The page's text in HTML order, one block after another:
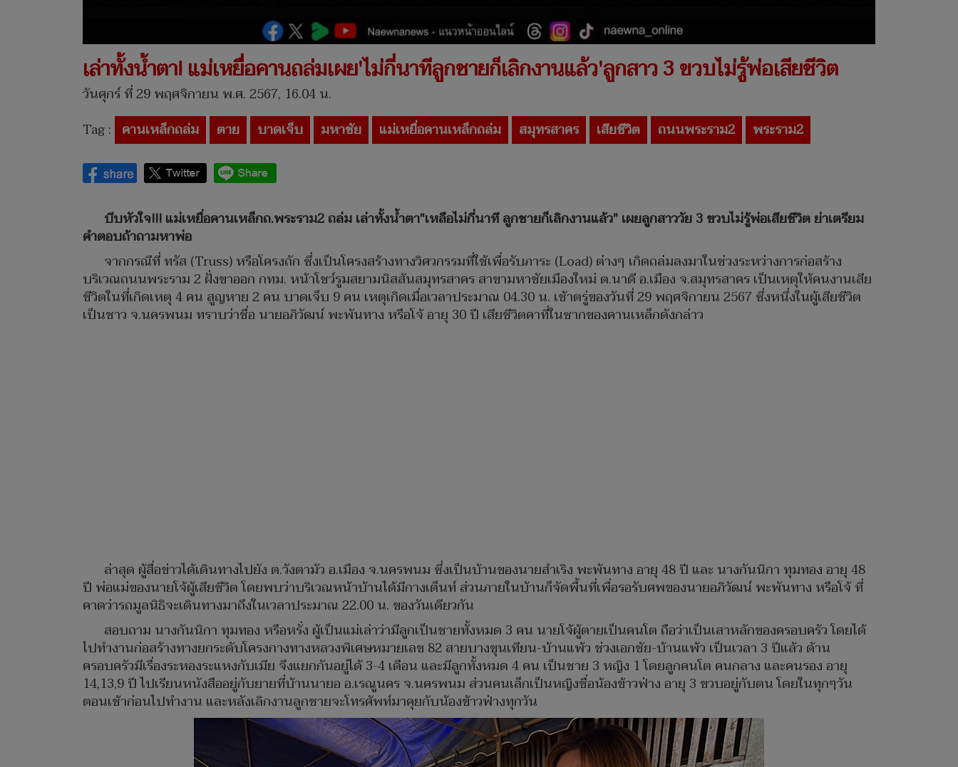
เล่าทั้งน้ำตา! แม่เหยื่อคานถล่มเผย'ไม่กี่นาทีลูกชายก็เลิกงานแล้ว'ลูกสาว 3 ขวบไม่รู้พ่อเสียชีวิต
วันศุกร์ ที่ 29 พฤศจิกายน พ.ศ. 2567, 16.04 น.
Tag : คานเหล็กถล่ม ตาย บาดเจ็บ มหาชัย แม่เหยื่อคานเหล็กถล่ม สมุทรสาคร เสียชีวิต ถนนพระราม2 พระราม2
บีบหัวใจ!!! แม่เหยื่อคานเหล็กถ.พระราม2 ถล่ม เล่าทั้งน้ำตา"เหลือไม่กี่นาที ลูกชายก็เลิกงานแล้ว" เผยลูกสาววัย 3 ขวบไม่รู้พ่อเสียชีวิต ย่าเตรียม
คำตอบถ้าถามหาพ่อ
จากกรณีที่ ทรัส (Truss) หรือโครงถัก ซึ่งเป็นโครงสร้างทางวิศวกรรมที่ใช้เพื่อรับภาระ (Load) ต่างๆ เกิดถล่มลงมาในช่วงระหว่างการก่อสร้าง
บริเวณถนนพระราม 2 ฝั่งขาออก กทม. หน้าโชว์รูมสยามนิสสันสมุทรสาคร สาขามหาชัยเมืองใหม่ ต.นาดี อ.เมือง จ.สมุทรสาคร เป็นเหตุให้คนงานเสีย
ชีวิตในที่เกิดเหตุ 4 คน สูญหาย 2 คน บาดเจ็บ 9 คน เหตุเกิดเมื่อเวลาประมาณ 04.30 น. เช้าตรู่ของวันที่ 29 พฤศจิกายน 2567 ซึ่งหนึ่งในผู้เสียชีวิต
เป็นชาว จ.นครพนม ทราบว่าชื่อ นายอภิวัฒน์ พะพันทาง หรือโจ้ อายุ 30 ปี เสียชีวิตคาที่ในซากของคานเหล็กดังกล่าว
ล่าสุด ผู้สื่อข่าวได้เดินทางไปยัง ต.วังตามัว อ.เมือง จ.นครพนม ซึ่งเป็นบ้านของนายสำเริง พะพันทาง อายุ 48 ปี และ นางกันนิกา ทุมทอง อายุ 48
ปี พ่อแม่ของนายโจ้ผู้เสียชีวิต โดยพบว่าบริเวณหน้าบ้านได้มีกางเต็นท์ ส่วนภายในบ้านก็จัดพื้นที่เพื่อรอรับศพของนายอภิวัฒน์ พะพันทาง หรือโจ้ ที่
คาดว่ารถมูลนิธิจะเดินทางมาถึงในเวลาประมาณ 22.00 น. ของวันเดียวกัน
สอบถาม นางกันนิกา ทุมทอง หรือหรั่ง ผู้เป็นแม่เล่าว่ามีลูกเป็นชายทั้งหมด 3 คน นายโจ้ผู้ตายเป็นคนโต ถือว่าเป็นเสาหลักของครอบครัว โดยได้
ไปทำงานก่อสร้างทางยกระดับโครงกางทางหลวงพิเศษหมายเลข 82 สายบางขุนเทียน-บ้านแพ้ว ช่วงเอกชัย-บ้านแพ้ว เป็นเวลา 3 ปีแล้ว ด้าน
ครอบครัวมีเรื่องระหองระแหงกับเมีย จึงแยกกันอยู่ได้ 3-4 เดือน และมีลูกทั้งหมด 4 คน เป็นชาย 3 หญิง 1 โดยลูกคนโต คนกลาง และคนรอง อายุ
14,13,9 ปี ไปเรียนหนังสืออยู่กับยายที่บ้านนายอ อ.เรณูนคร จ.นครพนม ส่วนคนเล็กเป็นหญิงชื่อน้องข้าวฟ่าง อายุ 3 ขวบอยู่กับตน โดยในทุกๆวัน
ตอนเช้าก่อนไปทำงาน และหลังเลิกงานลูกชายจะโทรศัพท์มาคุยกับน้องข้าวฟ่างทุกวัน